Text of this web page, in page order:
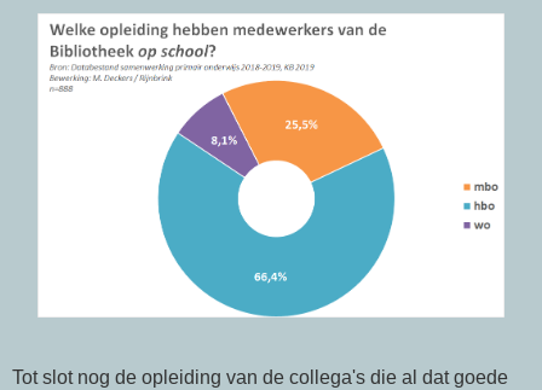
Tot slot nog de opleiding van de collega's die al dat goede